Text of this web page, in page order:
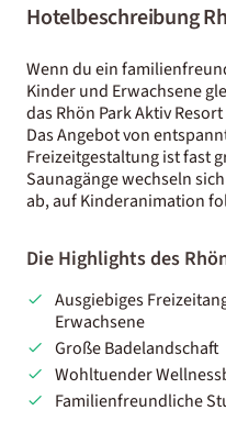
Hotelbeschreibung
Wenn du ein
Kinder und Erwachsene
das Rhön Park Aktiv
Das Angebot von
Freizeitgestaltung ist fast
Saunagänge wechseln
ab, auf Kinderanimation
Die Highlights des
Ausgiebiges
Erwachsene
Große Badelandschaft
Wohltuender
Familienfreundliche